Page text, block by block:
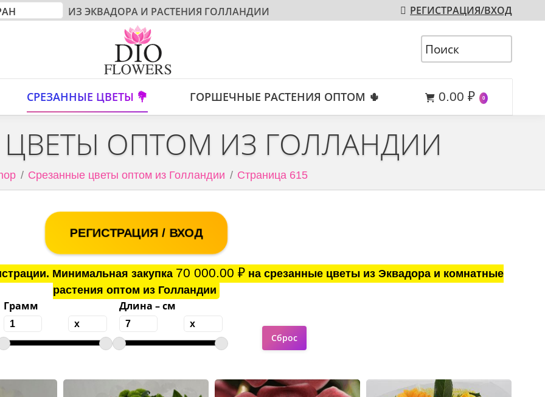
ИЗ ЭКВАДОРА И РАСТЕНИЯ ГОЛЛАНДИИ РЕГИСТРАЦИЯ/ВХОД
СРЕЗАННЫЕ ЦВЕТЫ 💐 ГОРШЕЧНЫЕ РАСТЕНИЯ ОПТОМ 🌵 0.00 ₽ 0
ЦВЕТЫ ОПТОМ ИЗ ГОЛЛАНДИИ
Срезанные цветы оптом из Голландии Страница 615
РЕГИСТРАЦИЯ / ВХОД
Минимальная закупка 70 000.00₽ на срезанные цветы из Эквадора и комнатные
растения оптом из Голландии
Грамм Длина – см